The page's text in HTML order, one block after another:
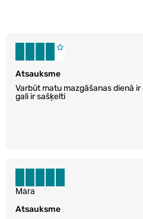
Atsauksme
Varbūt matu mazgāšanas dienā
gali ir sašķelti
Atsauksme
Māra